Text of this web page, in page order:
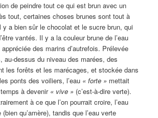
de peindre tout ce qui est brun avec un
tout, certaines choses brunes sont tout à
a bien sûr le chocolat et le sucre brun, qui
vantés. Il y a la couleur brune de l’eau
appréciée des marins d’autrefois. Prélevée
au-dessus du niveau des marées, des
les forêts et les marécages, et stockée dans
ponts des voiliers, l’eau « forte » mettait
à devenir « vive » (c’est-à-dire verte).
à ce que l’on pourrait croire, l’eau
qu’amère), tandis que l’eau verte